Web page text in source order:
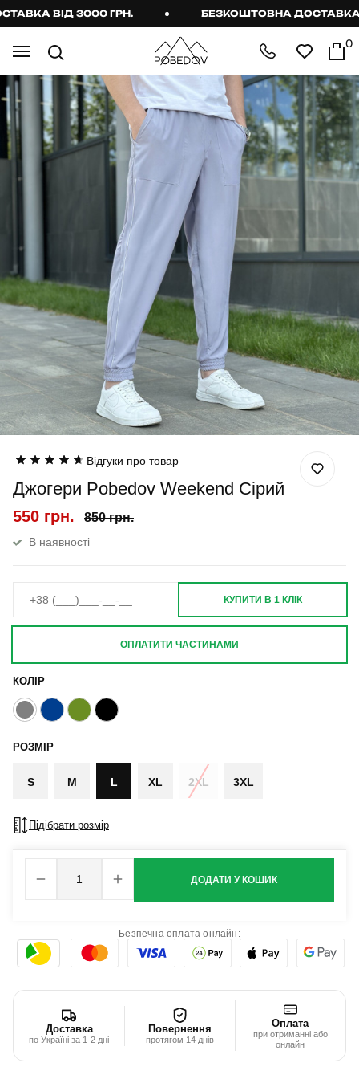
ВІД 3000 ГРН. БЕЗКОШТОВНА ДОСТАВКА
0
Відгуки про товар
Джогери Pobedov Weekend Сірий
550 грн. 850 грн.
В наявності
КОЛІР
РОЗМІР
S M L XL 2XL 3XL
Підібрати розмір
ДОДАТИ У КОШИК
КУПИТИ В 1 КЛІК
ОПЛАТИТИ ЧАСТИНАМИ
Безпечна оплата онлайн:
Доставка
по Україні за 1-2 дні
Повернення
протягом 14 днів
Оплата
при отриманні або
онлайн